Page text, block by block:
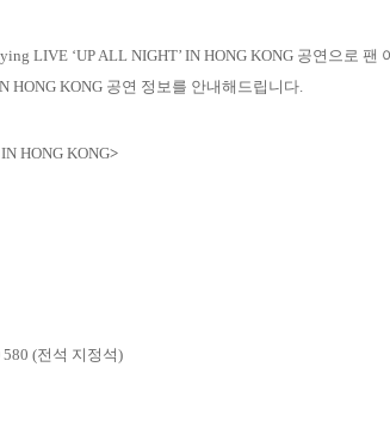
LIVE ‘UP ALL NIGHT’ IN HONG KONG 공연으로 팬
HONG KONG 공연 정보를 안내해드립니다.
HONG KONG>
580 (전석 지정석)